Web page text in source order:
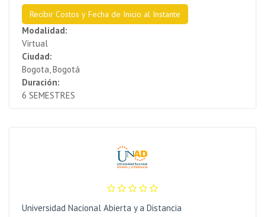
Recibir Costos y Fecha de Inicio al Instante
Modalidad:
Virtual
Ciudad:
Bogota, Bogotá
Duración:
6 SEMESTRES
Universidad Nacional Abierta y a Distancia